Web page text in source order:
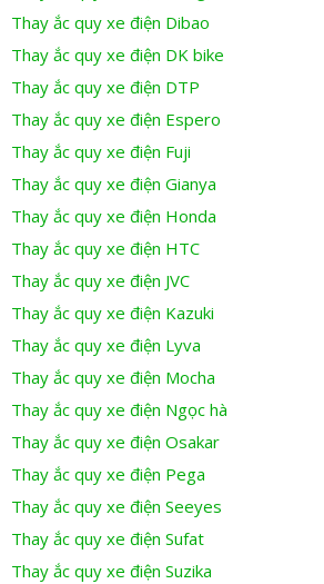
Thay ắc quy xe điện Dibao
Thay ắc quy xe điện DK bike
Thay ắc quy xe điện DTP
Thay ắc quy xe điện Espero
Thay ắc quy xe điện Fuji
Thay ắc quy xe điện Gianya
Thay ắc quy xe điện Honda
Thay ắc quy xe điện HTC
Thay ắc quy xe điện JVC
Thay ắc quy xe điện Kazuki
Thay ắc quy xe điện Lyva
Thay ắc quy xe điện Mocha
Thay ắc quy xe điện Ngọc hà
Thay ắc quy xe điện Osakar
Thay ắc quy xe điện Pega
Thay ắc quy xe điện Seeyes
Thay ắc quy xe điện Sufat
Thay ắc quy xe điện Suzika